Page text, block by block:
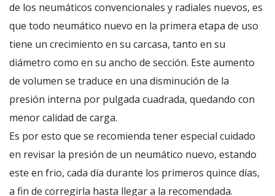
de los neumáticos convencionales y radiales nuevos, es
que todo neumático nuevo en la primera etapa de uso
tiene un crecimiento en su carcasa, tanto en su
diámetro como en su ancho de sección. Este aumento
de volumen se traduce en una disminución de la
presión interna por pulgada cuadrada, quedando con
menor calidad de carga.
Es por esto que se recomienda tener especial cuidado
en revisar la presión de un neumático nuevo, estando
este en frio, cada día durante los primeros quince días,
a fin de corregirla hasta llegar a la recomendada.